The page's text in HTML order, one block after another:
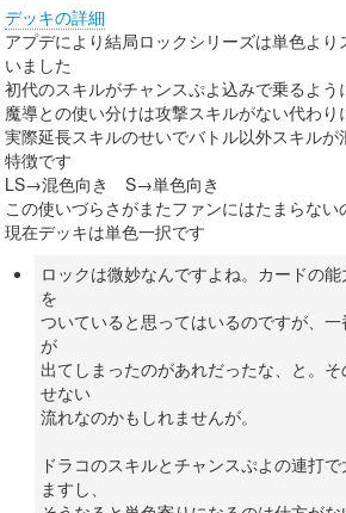
デッキの詳細
アプデにより結局ロックシリーズは単色より
いました
初代のスキルがチャンスぷよ込みで乗るよう
魔導との使い分けは攻撃スキルがない代わり
実際延長スキルのせいでバトル以外スキル
特徴です
LS→混色向き S→単色向き
この使いづらさがまたファンにはたまらな
現在デッキは単色一択です
ロックは微妙なんですよね。カードの
を
ついていると思ってはいるのですが、
が
出てしまったのがあれだったな、と。
せない
流れなのかもしれませんが。
ドラコのスキルとチャンスぷよの連打
ますし、